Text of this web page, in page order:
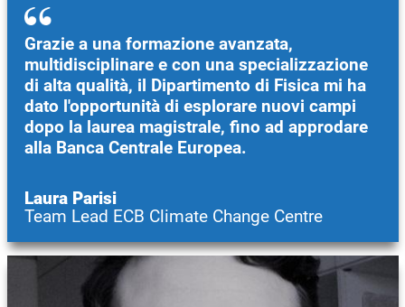
Grazie a una formazione avanzata,
multidisciplinare e con una specializzazione
di alta qualità, il Dipartimento di Fisica mi ha
dato l'opportunità di esplorare nuovi campi
dopo la laurea magistrale, fino ad approdare
alla Banca Centrale Europea.
Laura Parisi
Team Lead ECB Climate Change Centre
Immagine